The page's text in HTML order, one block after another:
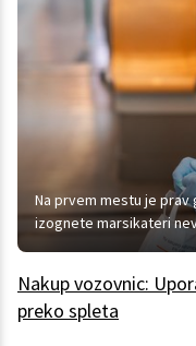
Na prvem mestu je
izognete marsikateri
Nakup vozovnic:
preko spleta